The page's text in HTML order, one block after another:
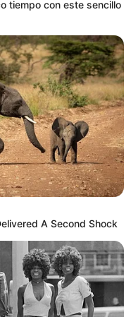
LLANO
MEDELLÍN
DE AGUA
tiempo con este sencillo
A Second Shock